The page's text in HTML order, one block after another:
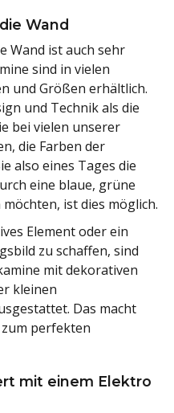
Wand
Wand ist auch sehr
sind in vielen
und Größen erhältlich.
und Technik als die
bei vielen unserer
die Farben der
also eines Tages die
eine blaue, grüne
ist dies möglich.
Element oder ein
zu schaffen, sind
mit dekorativen
kleinen
Das macht
perfekten
mit einem Elektro